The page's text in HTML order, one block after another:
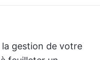
la gestion de votre